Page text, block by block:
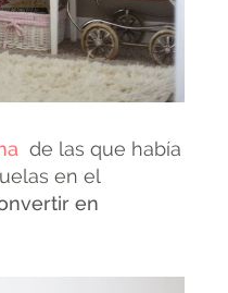
de las que había
en el
en